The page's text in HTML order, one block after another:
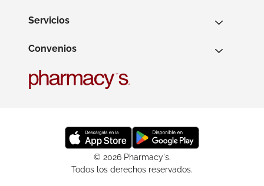
Servicios
Convenios
© 2026 Pharmacy's.
Todos los derechos reservados.